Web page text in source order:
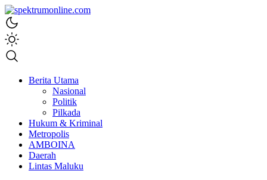
spektrumonline.com
Berita Utama
Nasional
Politik
Pilkada
Hukum & Kriminal
Metropolis
AMBOINA
Daerah
Lintas Maluku